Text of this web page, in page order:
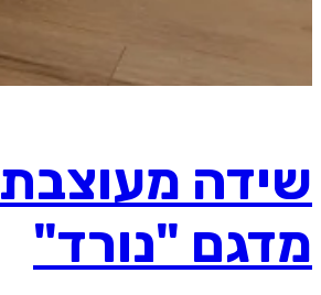
שידה מעוצבת
מדגם "נורד"